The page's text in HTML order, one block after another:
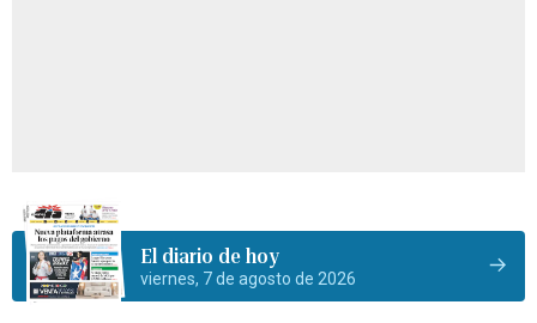
El diario de hoy
viernes, 7 de agosto de 2026